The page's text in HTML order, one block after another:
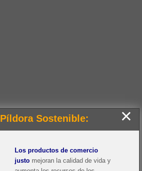
Píldora Sostenible: ×
Los productos de comercio
justo mejoran la calidad de vida y